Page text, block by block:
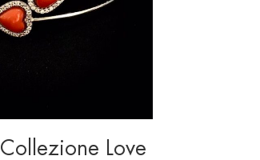
Love